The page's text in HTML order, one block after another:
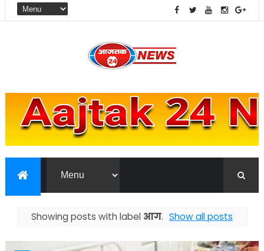
Showing posts with label आग. Show all posts